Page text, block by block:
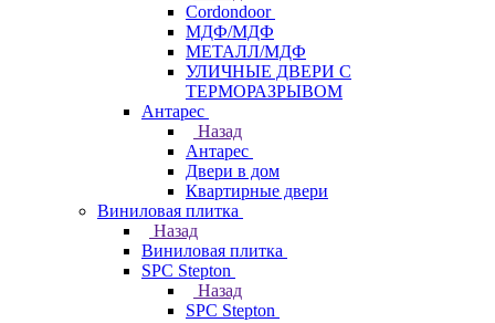
Cordondoor
МДФ/МДФ
МЕТАЛЛ/МДФ
УЛИЧНЫЕ ДВЕРИ С
ТЕРМОРАЗРЫВОМ
Антарес
Назад
Антарес
Двери в дом
Квартирные двери
Виниловая плитка
Назад
Виниловая плитка
SPC Stepton
Назад
SPC Stepton